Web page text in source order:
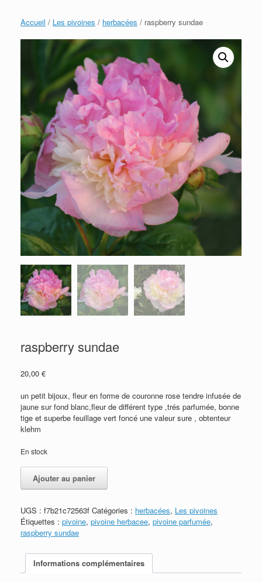
Accueil / Les pivoines / herbacées / raspberry sundae
raspberry sundae
20,00 €
un petit bijoux, fleur en forme de couronne rose tendre infusée de
jaune sur fond blanc,fleur de différent type ,trés parfumée, bonne
tige et superbe feuillage vert foncé une valeur sure , obtenteur
klehm
En stock
quantité
Ajouter au panier
UGS : f7b21c72563f Catégories : herbacées, Les pivoines
Étiquettes : pivoine, pivoine herbacee, pivoine parfumée,
raspberry sundae
Informations complémentaires